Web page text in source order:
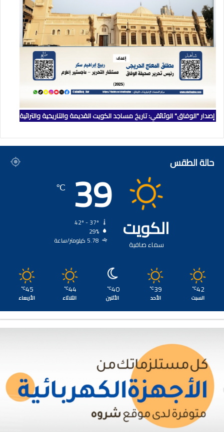
إصدار "الوفاق" الوثائقي: تاريخ مساجد الكويت القديمة والتاريخية والتراثية
حالة الطقس
الكويت
سماء صافية
39
℃
29%
5.78 كيلومتر/ساعة
42
℃
السبت
39
℃
الأحد
40
℃
الأثنين
44
℃
الثلاثاء
45
℃
الأربعاء